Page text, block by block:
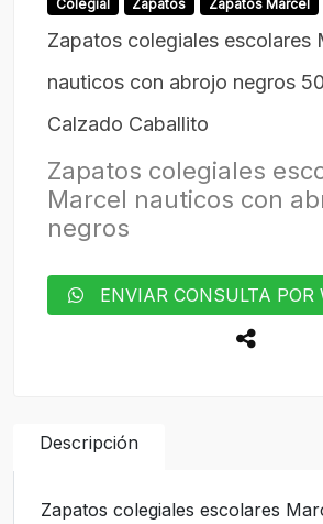
Colegial Zapatos Zapatos Marcel
Zapatos colegiales escolares
nauticos con abrojo negros
Calzado Caballito
Zapatos colegiales
Marcel nauticos con
negros
ENVIAR CONSULTA POR
Descripción
Zapatos colegiales escolares